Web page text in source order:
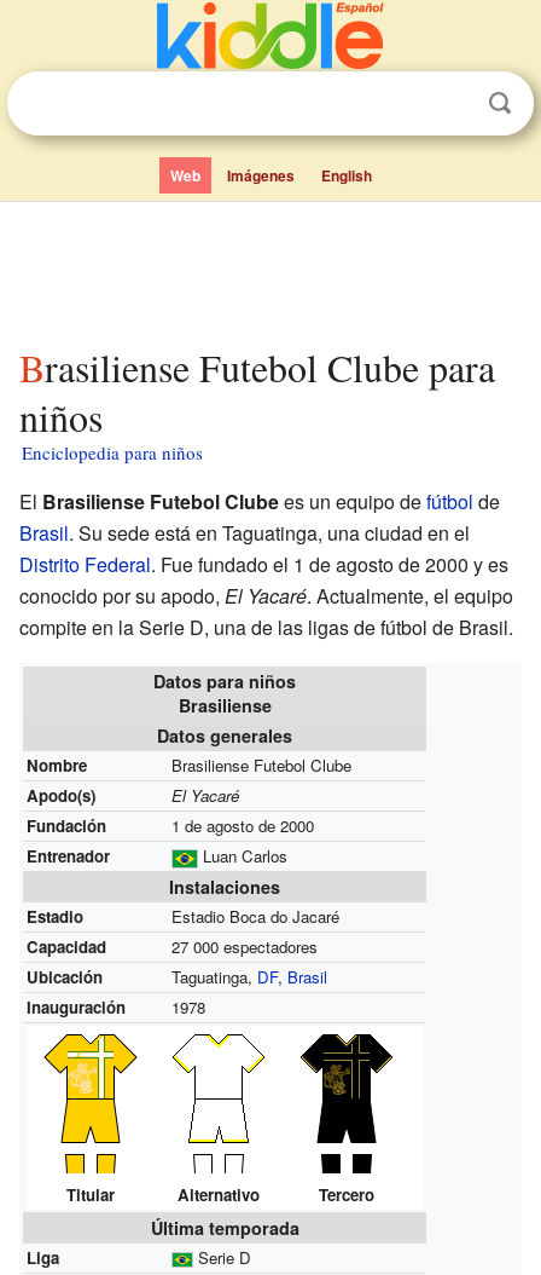
Web Imágenes English
Brasiliense Futebol Clube para
niños
Enciclopedia para niños
El Brasiliense Futebol Clubees un equipo defútbol de
Brasil. Su sede está en Taguatinga, una ciudad en el
Distrito Federal. Fue fundado el 1 de agosto de 2000 y es
conocido por su apodo, El Yacaré. Actualmente, el equipo
compite en la Serie D, una de las ligas de fútbol de Brasil.
Datos para niños
Brasiliense
Datos generales
Nombre
Brasiliense Futebol Clube
Apodo(s)
El Yacaré
Fundación
1 de agosto de 2000
Entrenador
Luan Carlos
Instalaciones
Estadio
Estadio Boca do Jacaré
Capacidad
27 000 espectadores
Ubicación
Taguatinga, DF, Brasil
Inauguración
1978
Titular Alternativo Tercero
Última temporada
Liga
Serie D